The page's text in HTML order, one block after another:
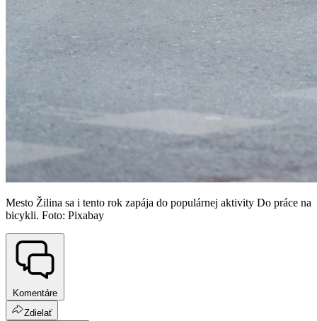
Mesto Žilina sa i tento rok zapája do populárnej aktivity Do práce na
bicykli. Foto: Pixabay
Komentáre
Zdielať